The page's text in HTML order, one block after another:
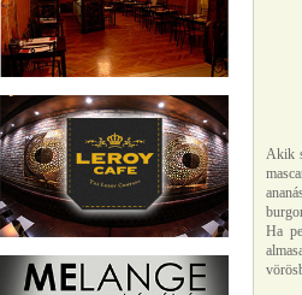
Akik
Ha